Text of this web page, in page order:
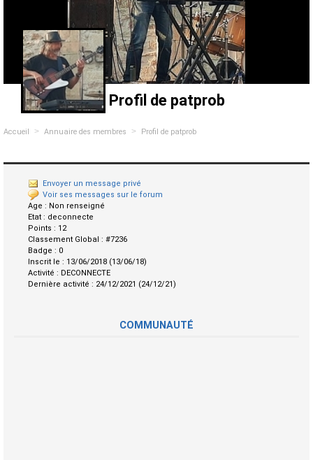
Profil de patprob
Accueil > Annuaire des membres > Profil de patprob
Envoyer un message privé
Voir ses messages sur le forum
Age : Non renseigné
Etat : deconnecte
Points : 12
Classement Global : #7236
Badge : 0
Inscrit le : 13/06/2018 (13/06/18)
Activité : DECONNECTE
Dernière activité : 24/12/2021 (24/12/21)
COMMUNAUTÉ